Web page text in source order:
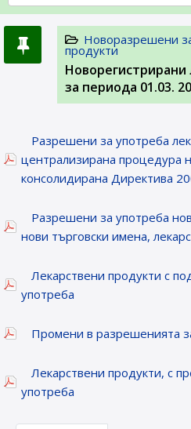
Новоразрешени
продукти
за периода 01.03.
Разрешени за употреба
централизирана процедура
консолидирана Директива
Разрешени за употреба
нови търговски имена,
Лекарствени продукти с
употреба
Промени в разрешенията
Лекарствени продукти, с
употреба